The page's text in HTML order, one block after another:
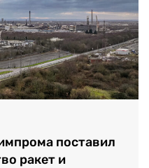
поставил
ракет и